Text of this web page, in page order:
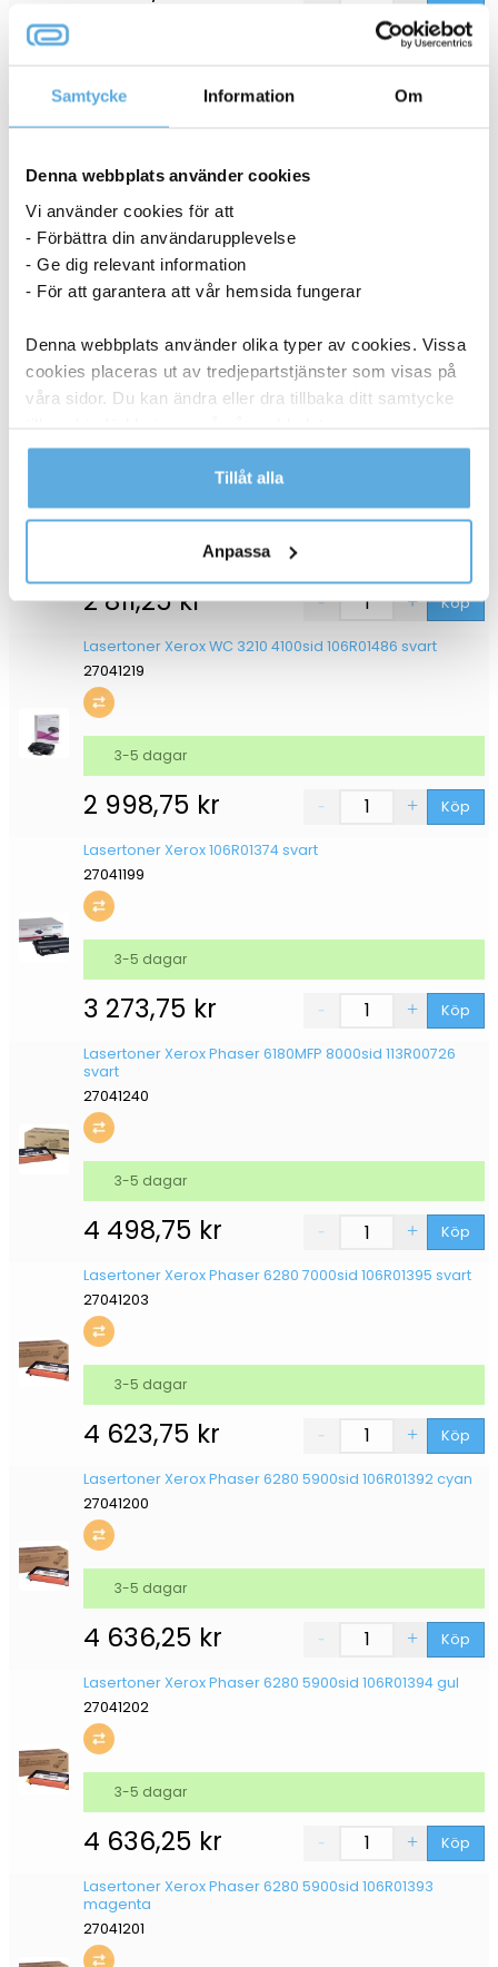
Samtycke Information Om
Denna webbplats använder cookies
Vi använder cookies för att
- Förbättra din användarupplevelse
- Ge dig relevant information
- För att garantera att vår hemsida fungerar
Denna webbplats använder olika typer av cookies. Vissa
cookies placeras ut av tredjepartstjänster som visas på
våra sidor. Du kan ändra eller dra tillbaka ditt samtycke
Läs mer i vår integritetspolicy om vilka vi är, hur du
kontaktar oss och på vilket sätt vi behandlar
Tillåt alla
Anpassa
Lasertoner Xerox 6121MFP 2600sid 106R01466 cyan
2 436,25kr
Lasertoner Xerox 2500sid 106R01594 cyan
27041220
2 773,75kr Köp
3-5 dagar
2 811,25kr Köp
Lasertoner Xerox WC 3210 4100sid 106R01486 svart
27041219
2 998,75 kr Köp
3-5 dagar
Lasertoner Xerox 106R01374 svart
27041199
3 273,75 kr Köp
3-5 dagar
Lasertoner Xerox Phaser 6180MFP 8000sid 113R00726
svart
27041240
4 498,75 kr Köp
3-5 dagar
Lasertoner Xerox Phaser 6280 7000sid 106R01395 svart
27041203
4 623,75 kr Köp
3-5 dagar
Lasertoner Xerox Phaser 6280 5900sid 106R01392 cyan
27041200
4 636,25 kr Köp
3-5 dagar
Lasertoner Xerox Phaser 6280 5900sid 106R01394 gul
27041202
4 636,25 kr Köp
3-5 dagar
Lasertoner Xerox Phaser 6280 5900sid 106R01393
magenta
27041201